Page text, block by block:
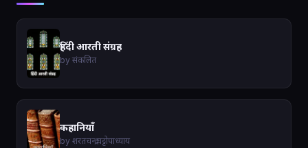
हिंदी आरती संग्रह
by संकलित
कहानियाँ
by शरतचन्द्र चट्टोपाध्याय